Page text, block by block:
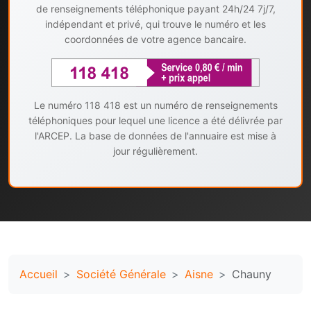
de renseignements téléphonique payant 24h/24 7j/7,
indépendant et privé, qui trouve le numéro et les
coordonnées de votre agence bancaire.
Le numéro 118 418 est un numéro de renseignements
téléphoniques pour lequel une licence a été délivrée par
l'ARCEP. La base de données de l'annuaire est mise à
jour régulièrement.
Accueil Société Générale Aisne Chauny